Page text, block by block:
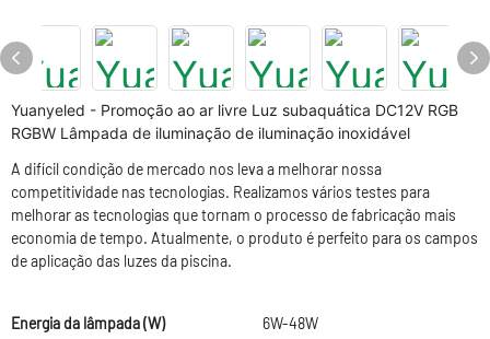
Yuanyeled - Promoção ao ar livre Luz subaquática DC12V RGB
RGBW Lâmpada de iluminação de iluminação inoxidável
A difícil condição de mercado nos leva a melhorar nossa
competitividade nas tecnologias. Realizamos vários testes para
melhorar as tecnologias que tornam o processo de fabricação mais
economia de tempo. Atualmente, o produto é perfeito para os campos
de aplicação das luzes da piscina.
Energia da lâmpada (W) 6W-48W